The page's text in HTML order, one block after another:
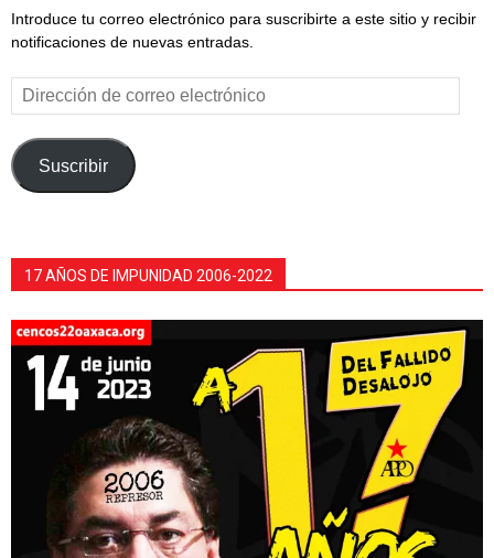
Introduce tu correo electrónico para suscribirte a este sitio y recibir
notificaciones de nuevas entradas.
Dirección
de
correo
electrónico
Suscribir
17 AÑOS DE IMPUNIDAD 2006-2022